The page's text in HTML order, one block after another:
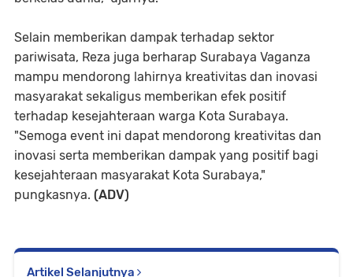
Selain memberikan dampak terhadap sektor
pariwisata, Reza juga berharap Surabaya Vaganza
mampu mendorong lahirnya kreativitas dan inovasi
masyarakat sekaligus memberikan efek positif
terhadap kesejahteraan warga Kota Surabaya.
"Semoga event ini dapat mendorong kreativitas dan
inovasi serta memberikan dampak yang positif bagi
kesejahteraan masyarakat Kota Surabaya,"
pungkasnya. (ADV)
Artikel Selanjutnya